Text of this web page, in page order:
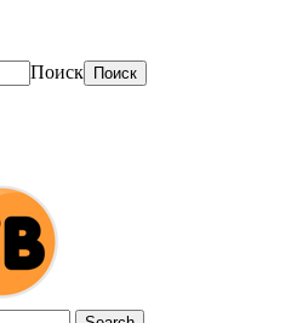
Поиск